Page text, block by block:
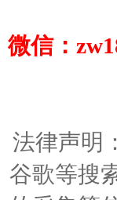
微信：
法律声明
谷歌等搜